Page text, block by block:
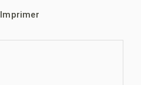
Imprimer